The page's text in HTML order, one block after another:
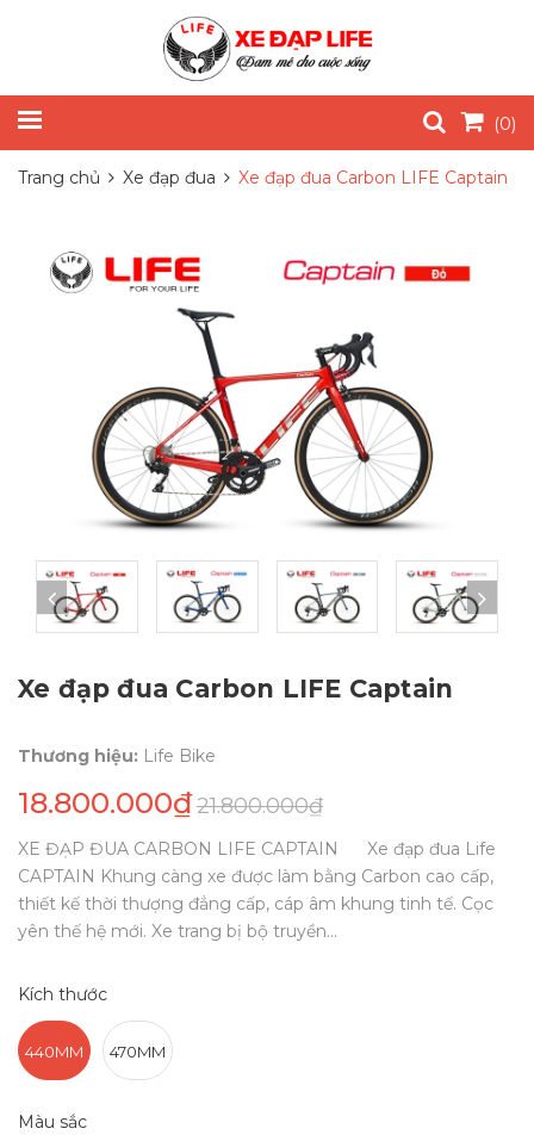
(0)
Trang chủ Xe đạp đua Xe đạp đua Carbon LIFE Captain
Xe đạp đua Carbon LIFE Captain
Thương hiệu: Life Bike
18.800.000₫21.800.000₫
XE ĐẠP ĐUA CARBON LIFE CAPTAIN Xe đạp đua Life
CAPTAIN Khung càng xe được làm bằng Carbon cao cấp,
thiết kế thời thượng đẳng cấp, cáp âm khung tinh tế. Cọc
yên thế hệ mới. Xe trang bị bộ truyền...
Kích thước
440MM 470MM
Màu sắc